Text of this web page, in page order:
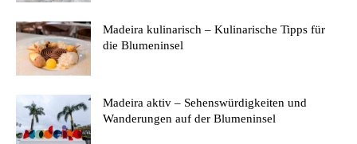
Madeira kulinarisch – Kulinarische Tipps für
die Blumeninsel
Madeira aktiv – Sehenswürdigkeiten und
Wanderungen auf der Blumeninsel